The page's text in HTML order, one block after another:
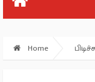
Home